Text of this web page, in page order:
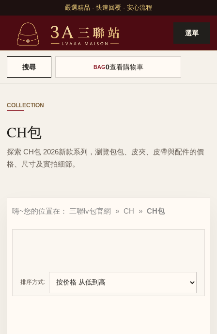
嚴選精品 · 快速回覆 · 安心流程
選單
搜尋 BAG0查看購物車
COLLECTION
CH包
探索 CH包 2026新款系列，瀏覽包包、皮夾、皮帶與配件的價
格、尺寸及實拍細節。
嗨~您的位置在： 三聯lv包官網 » CH » CH包
排序方式: